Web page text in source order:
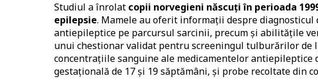
Studiul a înrolat copii norvegieni născuți în perioada
epilepsie. Mamele au oferit informații despre
antiepileptice pe parcursul sarcinii, precum și abilitățile
unui chestionar validat pentru screeningul tulburărilor de
concentrațiile sanguine ale medicamentelor antiepileptice
gestațională de 17 și 19 săptămâni, și probe recoltate din